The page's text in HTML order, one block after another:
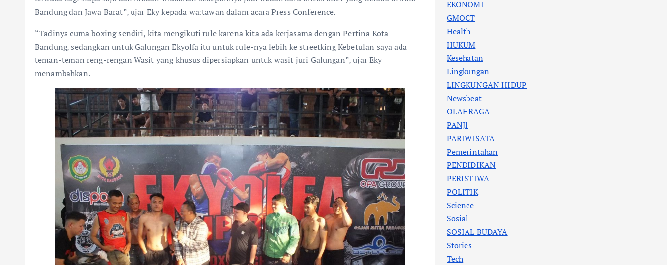
Bandung dan Jawa Barat”, ujar Eky kepada wartawan dalam acara Press Conference.
“Tadinya cuma boxing sendiri, kita mengikuti rule karena kita ada kerjasama dengan Pertina Kota
Bandung, sedangkan untuk Galungan Ekyolfa itu untuk rule-nya lebih ke streetking Kebetulan saya ada
teman-teman reng-rengan Wasit yang khusus dipersiapkan untuk wasit juri Galungan”, ujar Eky
menambahkan.
EKONOMI
GMOCT
Health
HUKUM
Kesehatan
Lingkungan
LINGKUNGAN HIDUP
Newsbeat
OLAHRAGA
PANJI
PARIWISATA
Pemerintahan
PENDIDIKAN
PERISTIWA
POLITIK
Science
Sosial
SOSIAL BUDAYA
Stories
Tech